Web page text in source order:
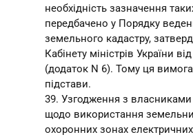
необхідність зазначення
передбачено у Порядку
земельного кадастру,
Кабінету міністрів України
(додаток N 6). Тому ця
підстави.
39. Узгодження з
щодо використання
охоронних зонах